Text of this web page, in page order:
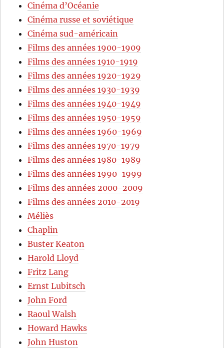
Cinéma d’Océanie
Cinéma russe et soviétique
Cinéma sud-américain
Films des années 1900-1909
Films des années 1910-1919
Films des années 1920-1929
Films des années 1930-1939
Films des années 1940-1949
Films des années 1950-1959
Films des années 1960-1969
Films des années 1970-1979
Films des années 1980-1989
Films des années 1990-1999
Films des années 2000-2009
Films des années 2010-2019
Méliès
Chaplin
Buster Keaton
Harold Lloyd
Fritz Lang
Ernst Lubitsch
John Ford
Raoul Walsh
Howard Hawks
John Huston